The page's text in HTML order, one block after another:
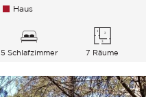
Haus
5 Schlafzimmer 7 Räume